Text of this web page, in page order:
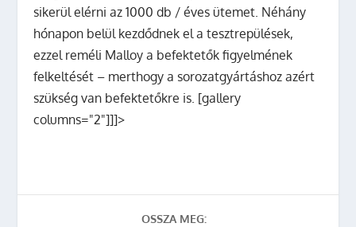
sikerül elérni az 1000 db / éves ütemet. Néhány
hónapon belül kezdődnek el a tesztrepülések,
ezzel reméli Malloy a befektetők figyelmének
felkeltését – merthogy a sorozatgyártáshoz azért
szükség van befektetőkre is. [gallery
columns="2"]]]>
OSSZA MEG: